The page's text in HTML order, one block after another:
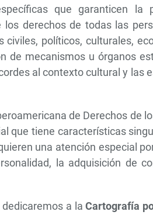
que garanticen la
derechos de todas las
políticos, culturales,
de mecanismos u órganos
al contexto cultural y las
de Derechos de
que tiene características
una atención especial
la adquisición de
dedicaremos a laCartografía